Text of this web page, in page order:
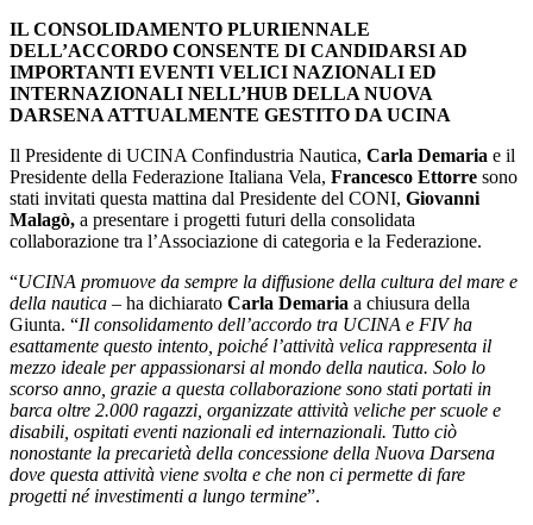
IL CONSOLIDAMENTO PLURIENNALE
DELL’ACCORDO CONSENTE DI CANDIDARSI AD
IMPORTANTI EVENTI VELICI NAZIONALI ED
INTERNAZIONALI NELL’HUB DELLA NUOVA
DARSENA ATTUALMENTE GESTITO DA UCINA
Il Presidente di UCINA Confindustria Nautica, Carla Demaria e il
Presidente della Federazione Italiana Vela, Francesco Ettorre sono
stati invitati questa mattina dal Presidente del CONI, Giovanni
Malagò, a presentare i progetti futuri della consolidata
collaborazione tra l’Associazione di categoria e la Federazione.
“UCINA promuove da sempre la diffusione della cultura del mare e
della nautica – ha dichiarato Carla Demaria a chiusura della
Giunta. “Il consolidamento dell’accordo tra UCINA e FIV ha
esattamente questo intento, poiché l’attività velica rappresenta il
mezzo ideale per appassionarsi al mondo della nautica. Solo lo
scorso anno, grazie a questa collaborazione sono stati portati in
barca oltre 2.000 ragazzi, organizzate attività veliche per scuole e
disabili, ospitati eventi nazionali ed internazionali. Tutto ciò
nonostante la precarietà della concessione della Nuova Darsena
dove questa attività viene svolta e che non ci permette di fare
progetti né investimenti a lungo termine”.